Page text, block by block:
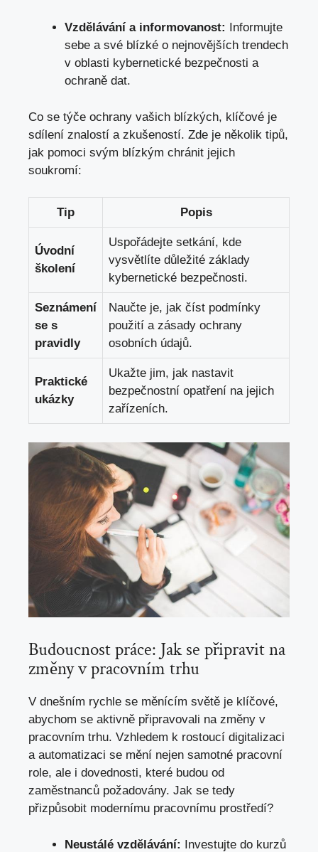
Vzdělávání a informovanost:
Informujte
sebe a své blízké o nejnovějších trendech
v oblasti kybernetické bezpečnosti a
ochraně dat.
Co se týče ochrany vašich blízkých, klíčové je
sdílení znalostí a zkušeností. Zde je několik tipů,
jak pomoci svým blízkým chránit jejich
soukromí:
Tip Popis
Úvodní
školení
Uspořádejte setkání, kde
vysvětlíte důležité základy
kybernetické bezpečnosti.
Seznámení
se s
pravidly
Naučte je, jak číst podmínky
použití a zásady ochrany
osobních údajů.
Praktické
ukázky
Ukažte jim, jak nastavit
bezpečnostní opatření na jejich
zařízeních.
Budoucnost práce: Jak se připravit na
změny v pracovním trhu
V dnešním rychle se měnícím světě je klíčové,
abychom se aktivně připravovali na změny v
pracovním trhu. Vzhledem k rostoucí digitalizaci
a automatizaci se mění nejen samotné pracovní
role, ale i dovednosti, které budou od
zaměstnanců požadovány. Jak se tedy
přizpůsobit modernímu pracovnímu prostředí?
Neustálé vzdělávání: Investujte do kurzů